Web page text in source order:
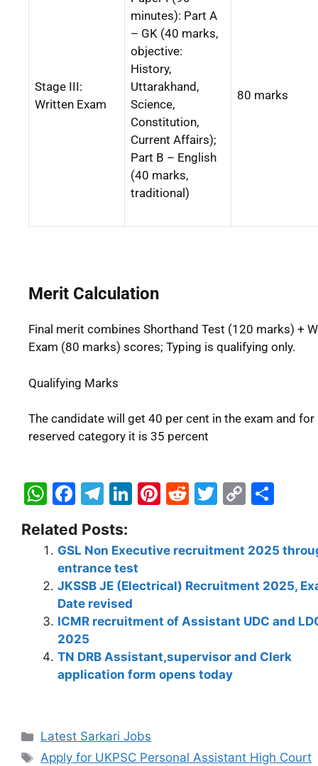
Stage III:
Written Exam
minutes): Part A
– GK (40 marks,
objective:
History,
Uttarakhand,
Science,
Constitution,
Current Affairs);
Part B – English
(40 marks,
traditional)
80 marks
Merit Calculation
Final merit combines Shorthand Test (120 marks) +
Exam (80 marks) scores; Typing is qualifying only.
Qualifying Marks
The candidate will get 40 per cent in the exam and for
reserved category it is 35 percent
W
at
s
A
p
p
F
a
c
e
b
o
o
k
T
e
gr
a
m
Li
e
dI
Pi
e
st
R
di
t
T
er
C
p
y
Li
k
ar
e
Related Posts:
GSL Non Executive recruitment 2025
entrance test
JKSSB JE (Electrical) Recruitment 2025,
Date revised
ICMR recruitment of Assistant UDC and
2025
TN DRB Assistant,supervisor and Clerk
application form opens today
Latest Sarkari Jobs
Apply for UKPSC Personal Assistant High Court